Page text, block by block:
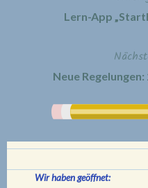
Lern-App
Neue
Wir haben geöffnet: